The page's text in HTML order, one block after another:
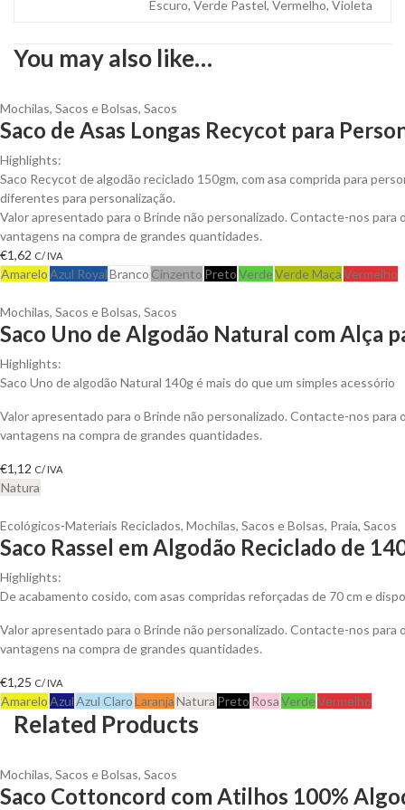
Escuro, Verde Pastel, Vermelho, Violeta
You may also like…
Mochilas, Sacos e Bolsas, Sacos
Saco de Asas Longas Recycot para
Highlights:
Saco Recycot de algodão reciclado 150gm, com asa comprida para
diferentes para personalização.
Valor apresentado para o Brinde não personalizado. Contacte-nos para
vantagens na compra de grandes quantidades.
€1,62 C/ IVA
AmareloAzul RoyalBranco Cinzento PretoVerdeVerde MaçaVermelho
Mochilas, Sacos e Bolsas, Sacos
Saco Uno de Algodão Natural com Alça
Highlights:
Saco Uno de algodão Natural 140g é mais do que um simples acessório
Valor apresentado para o Brinde não personalizado. Contacte-nos para
vantagens na compra de grandes quantidades.
€1,12 C/ IVA
Natura
Ecológicos-Materiais Reciclados, Mochilas, Sacos e Bolsas, Praia, Sacos
Saco Rassel em Algodão Reciclado de
Highlights:
De acabamento cosido, com asas compridas reforçadas de 70 cm e
Valor apresentado para o Brinde não personalizado. Contacte-nos para
vantagens na compra de grandes quantidades.
€1,25 C/ IVA
AmareloAzulAzul ClaroLaranjaNatura Preto RosaVerdeVermelho
Related Products
Mochilas, Sacos e Bolsas, Sacos
Saco Cottoncord com Atilhos 100%